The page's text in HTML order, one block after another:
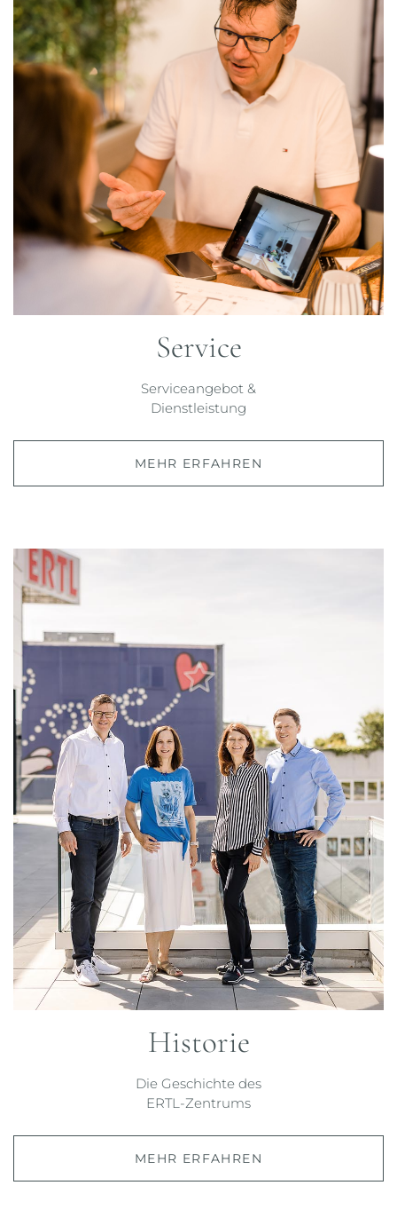
Service
Serviceangebot &
Dienstleistung
MEHR ERFAHREN
Historie
Die Geschichte des
ERTL-Zentrums
MEHR ERFAHREN